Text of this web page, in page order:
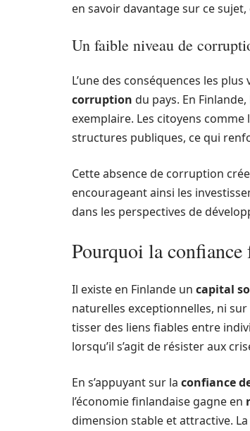
en savoir davantage sur ce
Un faible niveau de
L’une des conséquences les
corruption du pays. En
exemplaire. Les citoyens
structures publiques, ce qui
Cette absence de corruption
encourageant ainsi les
dans les perspectives de
Pourquoi la confiance
Il existe en Finlande un capital
naturelles exceptionnelles, ni
tisser des liens fiables entre
lorsqu’il s’agit de résister aux
En s’appuyant sur la confiance
l’économie finlandaise gagne en
dimension stable et attractive.